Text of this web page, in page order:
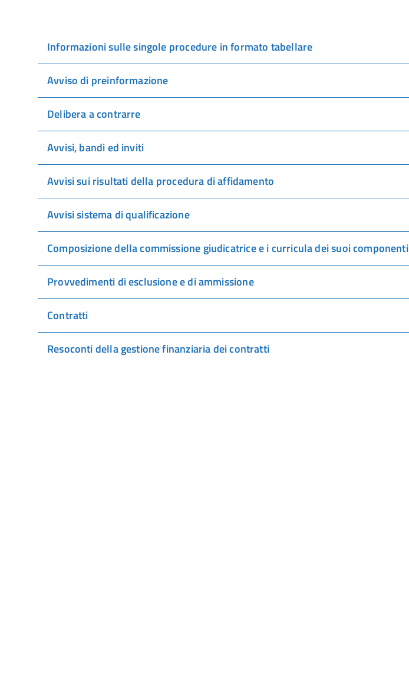
Informazioni sulle singole procedure in formato tabellare
Avviso di preinformazione
Delibera a contrarre
Avvisi, bandi ed inviti
Avvisi sui risultati della procedura di affidamento
Avvisi sistema di qualificazione
Composizione della commissione giudicatrice e i curricula dei suoi componenti
Provvedimenti di esclusione e di ammissione
Contratti
Resoconti della gestione finanziaria dei contratti